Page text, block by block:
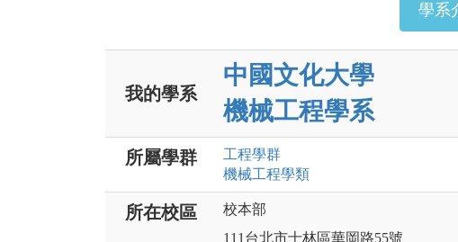
學系
我的學系
中國文化大學
機械工程學系
所屬學群 工程學群
機械工程學類
所在校區
校本部
111台北市士林區華岡路55號